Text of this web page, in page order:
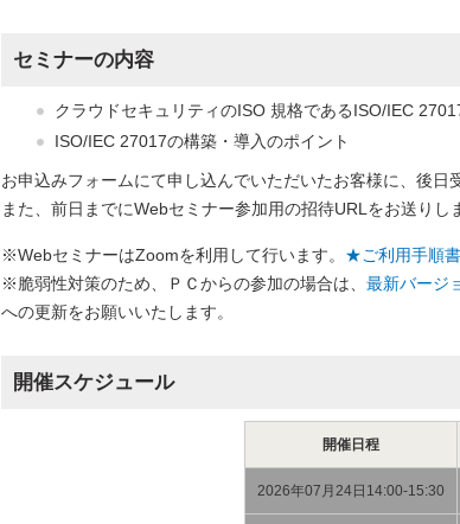
セミナーの内容
クラウドセキュリティのISO 規格であるISO/IEC
ISO/IEC 27017の構築・導入のポイント
お申込みフォームにて申し込んでいただいたお客様に、後日
また、前日までにWebセミナー参加用の招待URLをお送りし
※WebセミナーはZoomを利用して行います。 ★ご利用手順
※脆弱性対策のため、ＰＣからの参加の場合は、 最新バージ
への更新をお願いいたします。
開催スケジュール
開催日程
2026年07月24日14:00-15:30